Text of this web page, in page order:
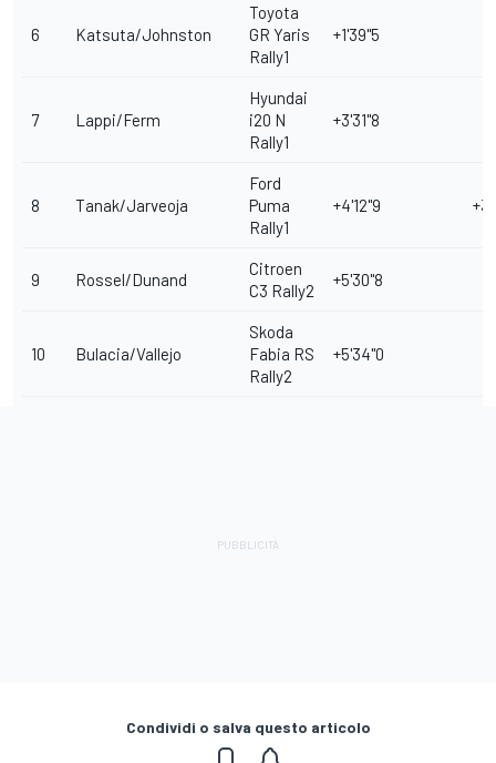
6 Katsuta/Johnston
Toyota
GR Yaris
Rally1
+1'39"5
7 Lappi/Ferm
Hyundai
i20 N
Rally1
+3'31"8
8 Tanak/Jarveoja
Ford
Puma
Rally1
+4'12"9
9 Rossel/Dunand
Citroen
C3 Rally2
+5'30"8
10 Bulacia/Vallejo
Skoda
Fabia RS
Rally2
+5'34"0
Condividi o salva questo articolo